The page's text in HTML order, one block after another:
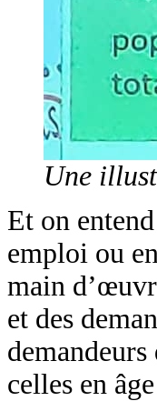
Une
Et on
emploi ou
main
et des
celles en